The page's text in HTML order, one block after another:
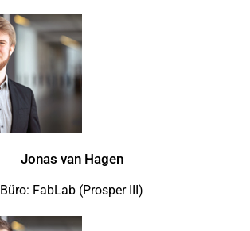
Jonas van Hagen
Büro: FabLab (Prosper III)